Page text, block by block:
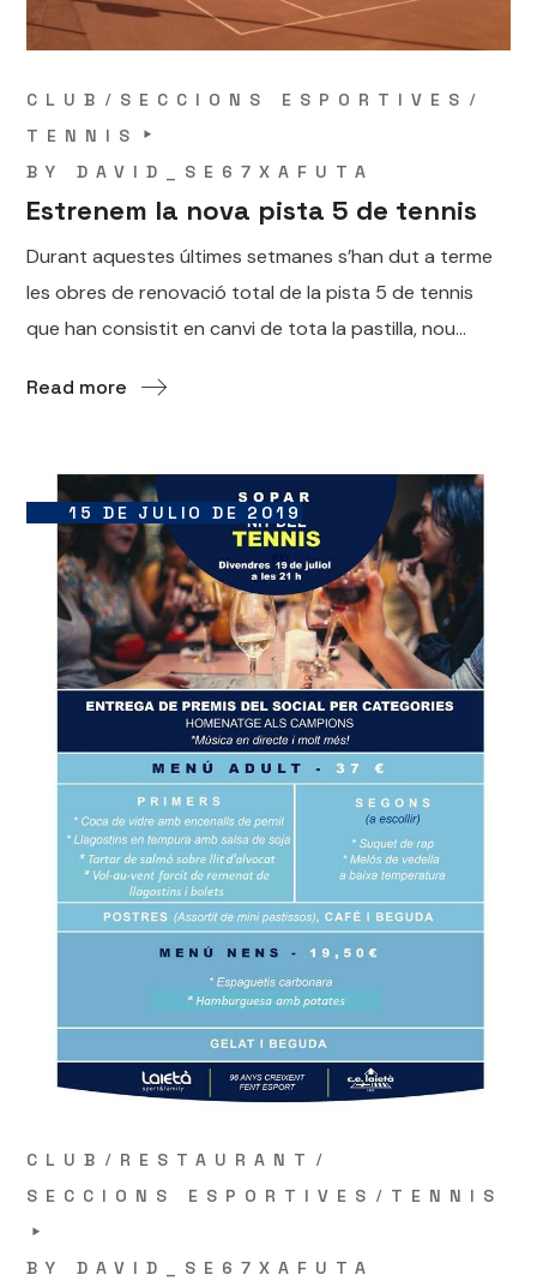
CLUB
SECCIONS ESPORTIVES
TENNIS
BYDAVID_SE67XAFUTA
Estrenem la nova pista 5 de tennis
Durant aquestes últimes setmanes s’han dut a terme
les obres de renovació total de la pista 5 de tennis
que han consistit en canvi de tota la pastilla, nou...
Read more
15 DE JULIO DE 2019
CLUB
RESTAURANT
SECCIONS ESPORTIVES
TENNIS
BYDAVID_SE67XAFUTA